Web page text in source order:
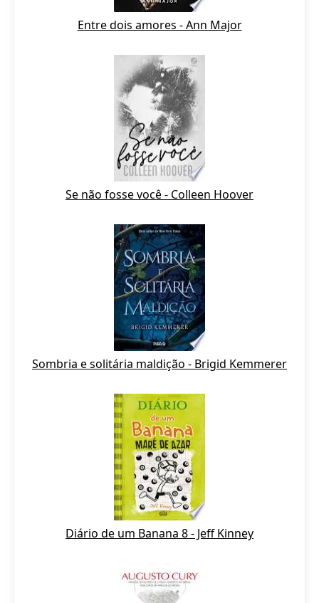
Entre dois amores - Ann Major
Se não fosse você - Colleen Hoover
Sombria e solitária maldição - Brigid Kemmerer
Diário de um Banana 8 - Jeff Kinney